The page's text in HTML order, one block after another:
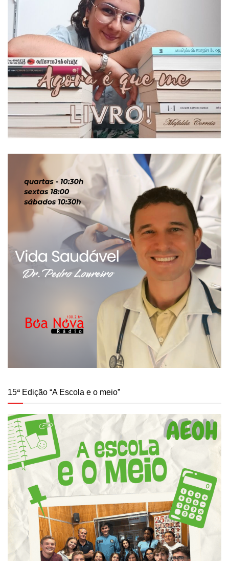
15ª Edição “A Escola e o meio”